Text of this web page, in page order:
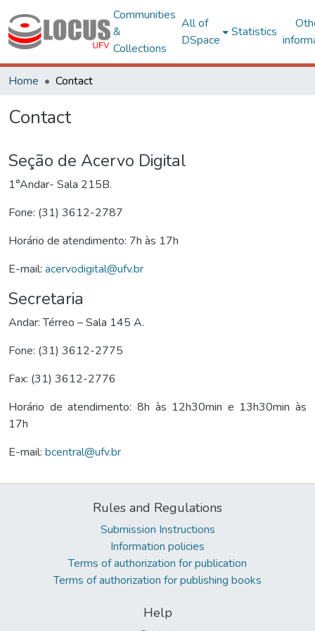
Communities
&
Collections
All of
DSpace
Statistics
Home Contact
Contact
Seção de Acervo Digital
1°Andar- Sala 215B.
Fone: (31) 3612-2787
Horário de atendimento: 7h às 17h
E-mail: acervodigital@ufv.br
Secretaria
Andar: Térreo – Sala 145 A.
Fone: (31) 3612-2775
Fax: (31) 3612-2776
Horário de atendimento: 8h às 12h30min e 13h30min às
17h
E-mail: bcentral@ufv.br
Rules and Regulations
Submission Instructions
Information policies
Terms of authorization for publication
Terms of authorization for publishing books
Help